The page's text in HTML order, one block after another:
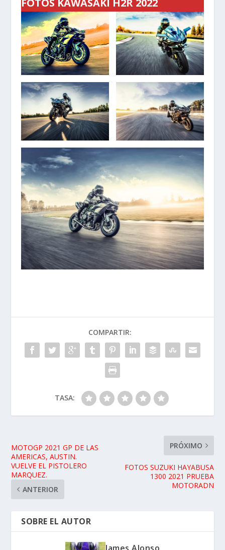
COMPARTIR:
TASA:
MOTOGP 2021 GP DE LAS
AMERICAS, AUSTIN.
VUELVE EL PISTOLERO
MARQUEZ.
ANTERIOR
PRÓXIMO
FOTOS SUZUKI HAYABUSA
1300 2021 PRUEBA
MOTORADN
SOBRE EL AUTOR